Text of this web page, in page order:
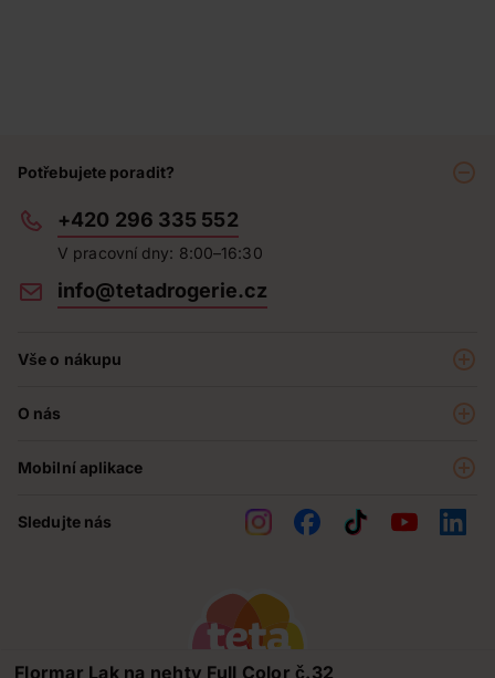
Flormar Lak na nehty Full Color č.32
Potřebujete poradit?
+420 296 335 552
V pracovní dny: 8:00–16:30
info@tetadrogerie.cz
Vše o nákupu
Prodejny
Obchodní podmínky
O nás
Teta pomáhá
Kontakty
Mobilní aplikace
Sledujte nás